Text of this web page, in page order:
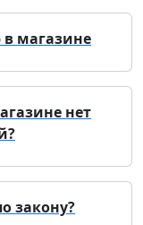
магазине
нет
закону?